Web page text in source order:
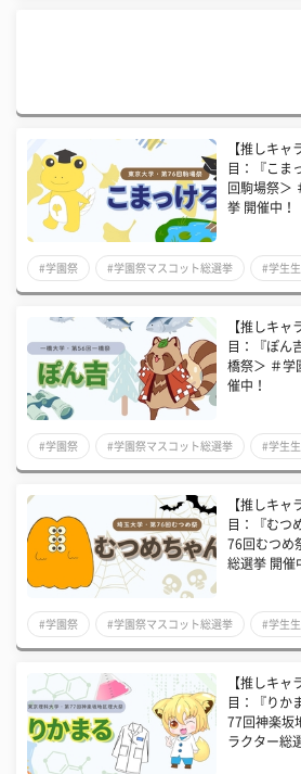
【推しキャ
目：『こま
回駒場祭＞
挙 開催中！
#学園祭 #学園祭マスコット総選挙 #学生
【推しキャ
目：『ぽん
橋祭＞ ＃学
催中！
#学園祭 #学園祭マスコット総選挙 #学生
【推しキャ
目：『むつ
76回むつめ
総選挙 開催
#学園祭 #学園祭マスコット総選挙 #学生
【推しキャ
目：『りか
77回神楽坂
ラクター総